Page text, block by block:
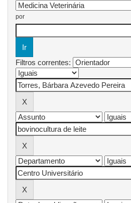
por
Filtros correntes: